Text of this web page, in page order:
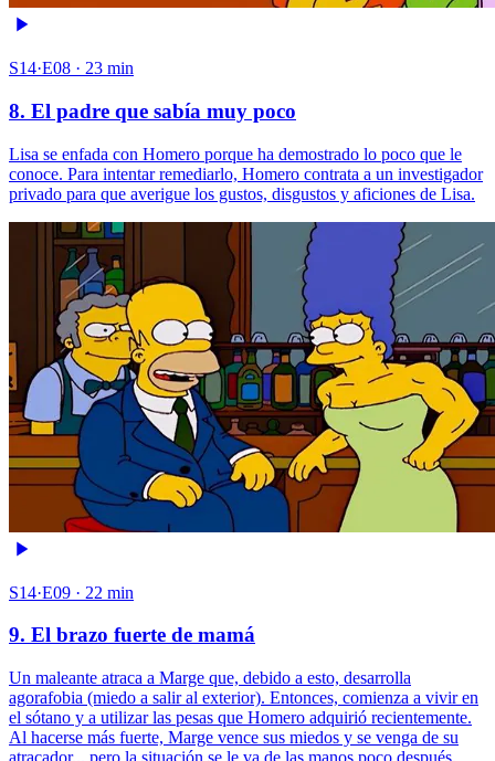
S14·E08 · 23 min
8. El padre que sabía muy poco
Lisa se enfada con Homero porque ha demostrado lo poco que le
conoce. Para intentar remediarlo, Homero contrata a un investigador
privado para que averigue los gustos, disgustos y aficiones de Lisa.
S14·E09 · 22 min
9. El brazo fuerte de mamá
Un maleante atraca a Marge que, debido a esto, desarrolla
agorafobia (miedo a salir al exterior). Entonces, comienza a vivir en
el sótano y a utilizar las pesas que Homero adquirió recientemente.
Al hacerse más fuerte, Marge vence sus miedos y se venga de su